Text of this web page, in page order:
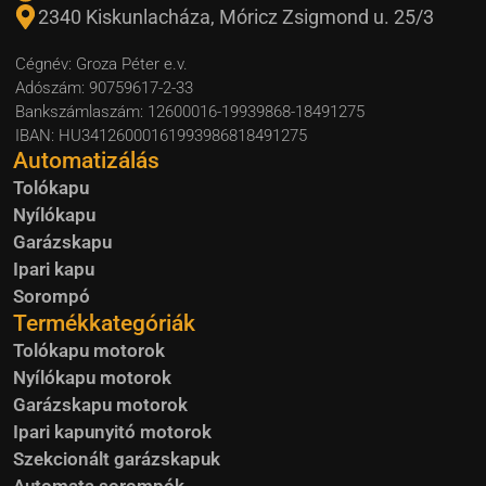
2340 Kiskunlacháza, Móricz Zsigmond u. 25/3
Cégnév: Groza Péter e.v.
Adószám: 90759617-2-33
Bankszámlaszám: 12600016-19939868-18491275
IBAN: HU34126000161993986818491275
Automatizálás
Tolókapu
Nyílókapu
Garázskapu
Ipari kapu
Sorompó
Termékkategóriák
Tolókapu motorok
Nyílókapu motorok
Garázskapu motorok
Ipari kapunyitó motorok
Szekcionált garázskapuk